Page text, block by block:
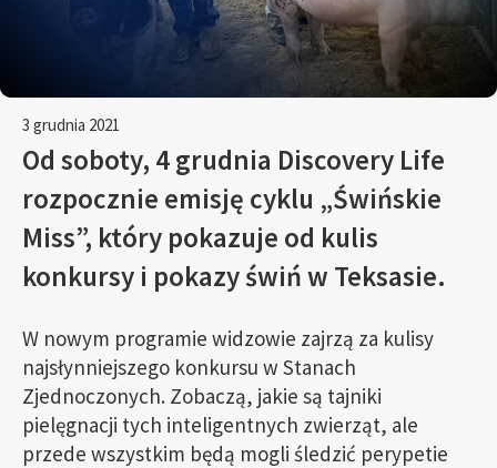
3 grudnia 2021
Od soboty, 4 grudnia Discovery Life
rozpocznie emisję cyklu „Świńskie
Miss”, który pokazuje od kulis
konkursy i pokazy świń w Teksasie.
W nowym programie widzowie zajrzą za kulisy
najsłynniejszego konkursu w Stanach
Zjednoczonych. Zobaczą, jakie są tajniki
pielęgnacji tych inteligentnych zwierząt, ale
przede wszystkim będą mogli śledzić perypetie